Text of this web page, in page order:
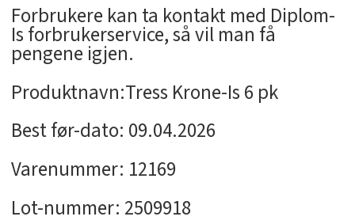
Forbrukere kan ta kontakt med Diplom-
Is forbrukerservice, så vil man få
pengene igjen.
Produktnavn:Tress Krone-Is 6 pk
Best før-dato: 09.04.2026
Varenummer: 12169
Lot-nummer: 2509918